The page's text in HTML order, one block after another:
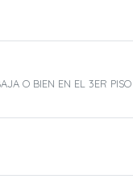
O BIEN EN EL 3ER PISO